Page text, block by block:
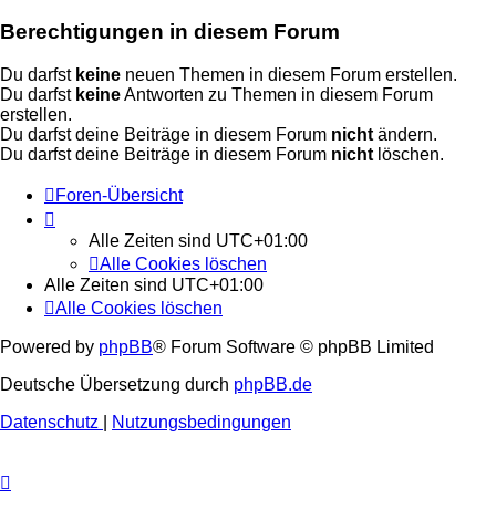
Berechtigungen in diesem Forum
Du darfst keine neuen Themen in diesem Forum erstellen.
Du darfst keineAntworten zu Themen in diesem Forum
erstellen.
Du darfst deine Beiträge in diesem Forum nicht ändern.
Du darfst deine Beiträge in diesem Forum nicht löschen.
Foren-Übersicht
Alle Zeiten sind UTC+01:00
Alle Cookies löschen
Alle Zeiten sind UTC+01:00
Alle Cookies löschen
Powered by phpBB® Forum Software © phpBB Limited
Deutsche Übersetzung durch phpBB.de
Datenschutz
Nutzungsbedingungen